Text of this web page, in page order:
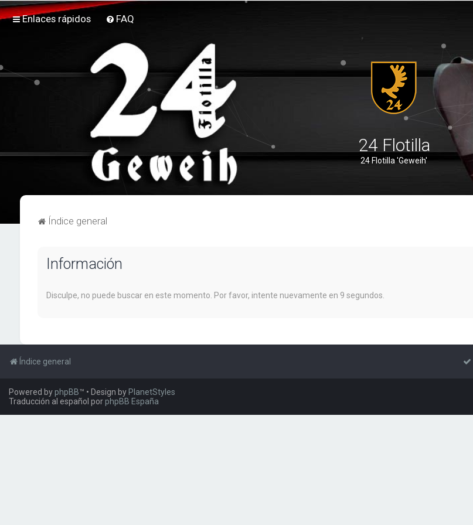
Enlaces rápidos FAQ
24 Flotilla
24 Flotilla 'Geweih'
Índice general
Información
Disculpe, no puede buscar en este momento. Por favor, intente nuevamente en 9 segundos.
Índice general
Powered byphpBB™ • Design by PlanetStyles
Traducción al español porphpBB España